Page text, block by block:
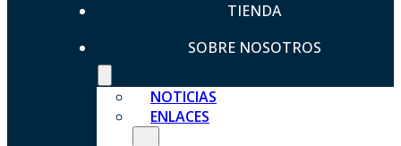
TIENDA
SOBRE NOSOTROS
NOTICIAS
ENLACES